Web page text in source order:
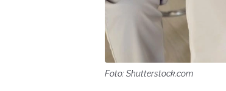
Foto: Shutterstock.com